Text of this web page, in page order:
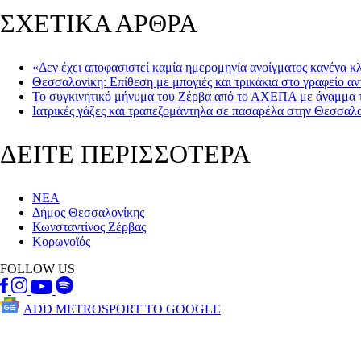
ΣΧΕΤΙΚΑ ΑΡΘΡΑ
«Δεν έχει αποφασιστεί καμία ημερομηνία ανοίγματος κανένα
Θεσσαλονίκη: Επίθεση με μπογιές και τρικάκια στο γραφείο
Το συγκινητικό μήνυμα του Ζέρβα από το ΑΧΕΠΑ με άναμμα
Ιατρικές γάζες και τραπεζομάντηλα σε πασαρέλα στην
ΔΕΙΤΕ ΠΕΡΙΣΣΟΤΕΡΑ
ΝΕΑ
Δήμος Θεσσαλονίκης
Κωνσταντίνος Ζέρβας
Κορωνοϊός
FOLLOW US
ADD METROSPORT TO GOOGLE